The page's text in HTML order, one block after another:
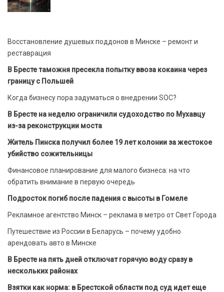
Восстановление душевых поддонов в Минске – ремонт и
реставрация
В Бресте таможня пресекла попытку ввоза кокаина через
границу с Польшей
Когда бизнесу пора задуматься о внедрении SOC?
В Бресте на неделю ограничили судоходство по Мухавцу
из-за реконструкции моста
Житель Пинска получил более 19 лет колонии за жестокое
убийство сожительницы
Финансовое планирование для малого бизнеса: на что
обратить внимание в первую очередь
Подросток погиб после падения с высоты в Гомеле
Рекламное агентство Минск – реклама в метро от Свет Города
Путешествие из России в Беларусь – почему удобно
арендовать авто в Минске
В Бресте на пять дней отключат горячую воду сразу в
нескольких районах
Взятки как норма: в Брестской области под суд идет еще